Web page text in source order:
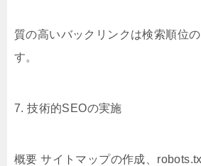
質の高いバックリンクは検索順位
す。
7. 技術的SEOの実施
概要 サイトマップの作成、